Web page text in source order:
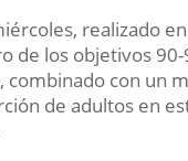
realizado
de los objetivos 90-
con un
de adultos en